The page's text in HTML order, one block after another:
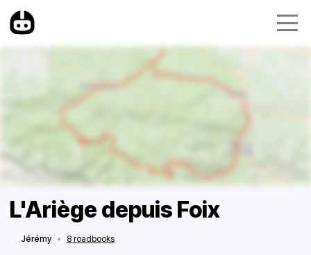
L'Ariège depuis Foix
Jérémy • 8 roadbooks